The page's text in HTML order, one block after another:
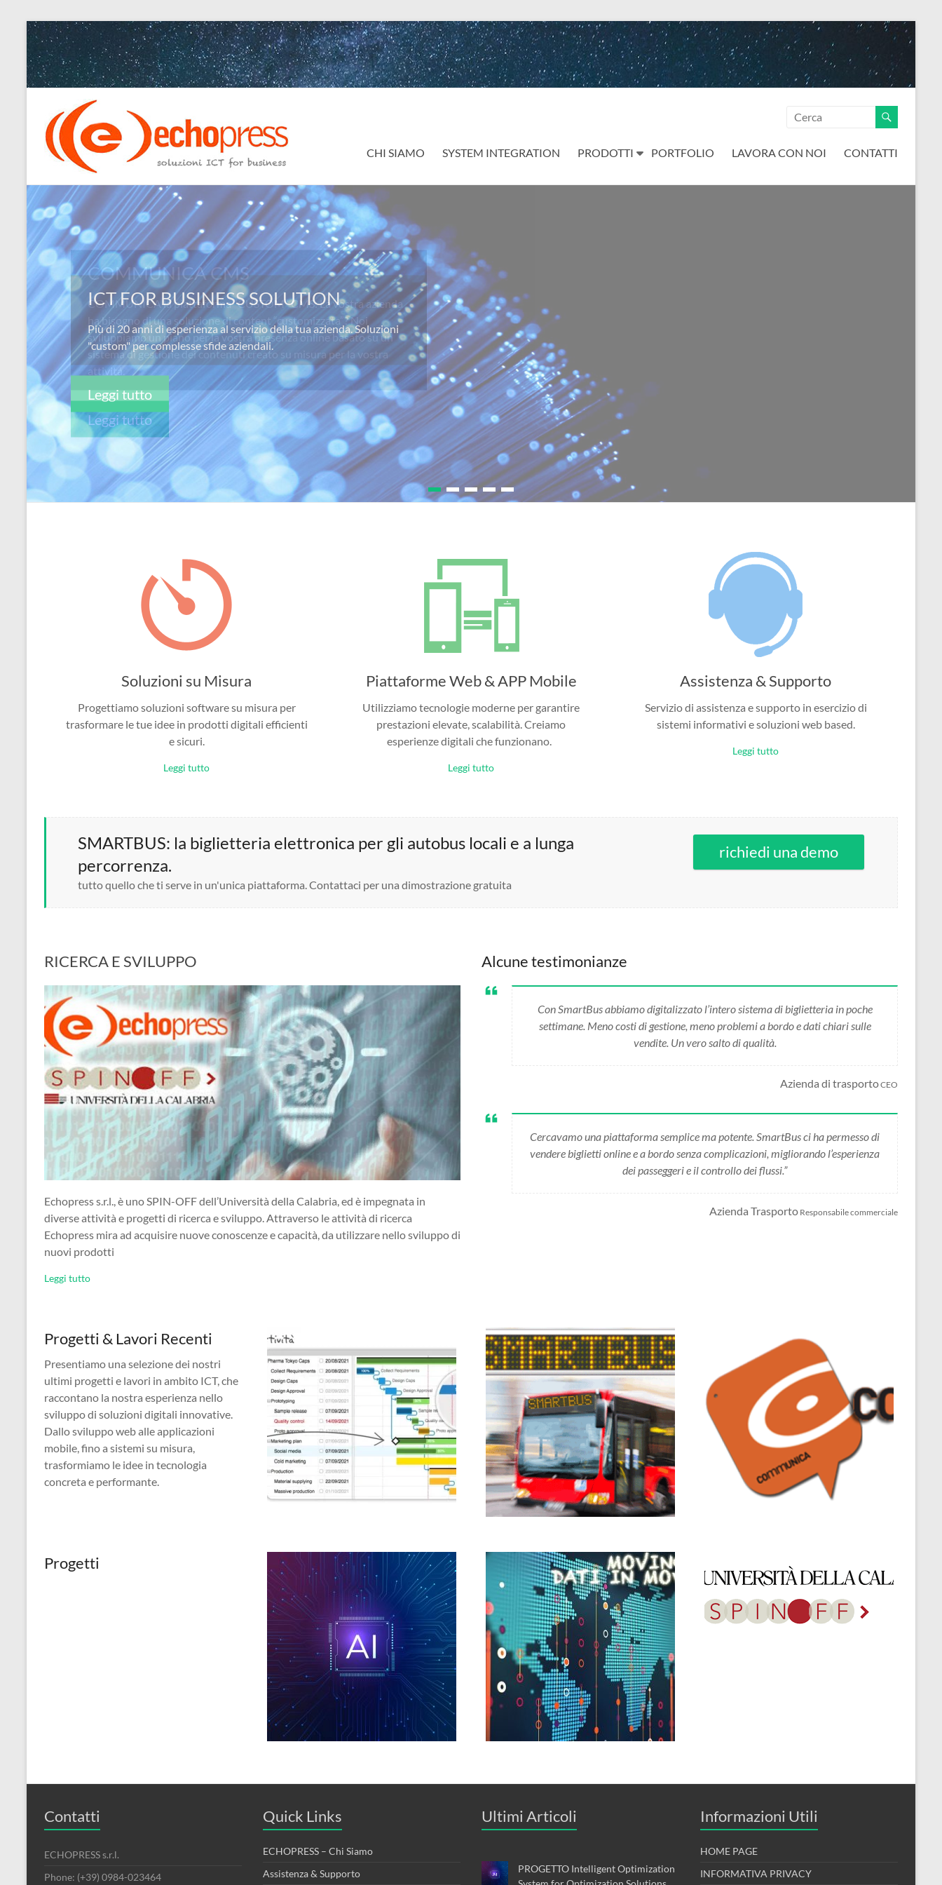
Salta
al
contenuto
Echopress
s.r.l.
soluzioni
ICT
for
business
Ingegneri
per
passione
CHI SIAMO SYSTEM INTEGRATION PRODOTTI PORTFOLIO LAVORA CON NOI CONTATTI
COMMUNICA CMS
COMMUNICA la piattaforma “CUSTOM” CMS: La vostra azienda
ha bisogno di una soluzione di content “customizzata”? Noi
sviluppiamo un piano per la vostra presenza online basato su un
sistema di gestione dei contenuti creato su misura per la vostra
attivitá.
Leggi tutto
Soluzioni su Misura
Progettiamo soluzioni software su misura per
trasformare le tue idee in prodotti digitali efficienti
e sicuri.
Leggi tutto
Piattaforme Web & APP Mobile
Utilizziamo tecnologie moderne per garantire
prestazioni elevate, scalabilità. Creiamo
esperienze digitali che funzionano.
Leggi tutto
Assistenza & Supporto
Servizio di assistenza e supporto in esercizio di
sistemi informativi e soluzioni web based.
Leggi tutto
SMARTBUS: la biglietteria elettronica per gli autobus locali e a lunga
percorrenza.
tutto quello che ti serve in un'unica piattaforma. Contattaci per una dimostrazione gratuita
richiedi una demo
RICERCA E SVILUPPO
Echopress s.r.l., è uno SPIN-OFF dell’Università della Calabria, ed è impegnata in
diverse attività e progetti di ricerca e sviluppo. Attraverso le attività di ricerca
Echopress mira ad acquisire nuove conoscenze e capacità, da utilizzare nello sviluppo di
nuovi prodotti
Leggi tutto
Alcune testimonianze
Con SmartBus abbiamo digitalizzato l’intero sistema di biglietteria in poche
settimane. Meno costi di gestione, meno problemi a bordo e dati chiari sulle
vendite. Un vero salto di qualità.
Azienda di trasportoCEO
Cercavamo una piattaforma semplice ma potente. SmartBus ci ha permesso di
vendere biglietti online e a bordo senza complicazioni, migliorando l’esperienza
dei passeggeri e il controllo dei flussi.”
Azienda Trasporto Responsabile commerciale
Progetti & Lavori Recenti
Presentiamo una selezione dei nostri
ultimi progetti e lavori in ambito ICT, che
raccontano la nostra esperienza nello
sviluppo di soluzioni digitali innovative.
Dallo sviluppo web alle applicazioni
mobile, fino a sistemi su misura,
trasformiamo le idee in tecnologia
concreta e performante.
Progetti
Contatti
ECHOPRESS s.r.l.
Phone: (+39) 0984-023464
Quick Links
ECHOPRESS – Chi Siamo
Assistenza & Supporto
Ultimi Articoli
PROGETTO Intelligent Optimization
Informazioni Utili
HOME PAGE
INFORMATIVA PRIVACY